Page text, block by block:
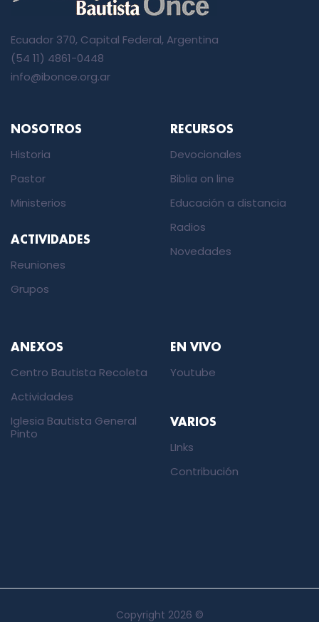
Ecuador 370, Capital Federal, Argentina
(54 11) 4861-0448
info@ibonce.org.ar
NOSOTROS
Historia
Pastor
Ministerios
ACTIVIDADES
Reuniones
Grupos
RECURSOS
Devocionales
Biblia on line
Educación a distancia
Radios
Novedades
ANEXOS
Centro Bautista Recoleta
Actividades
Iglesia Bautista General
Pinto
EN VIVO
Youtube
VARIOS
LInks
Contribución
Copyright 2026 ©